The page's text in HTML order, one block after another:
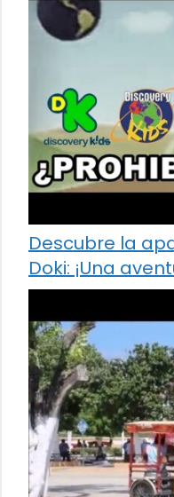
Descubre la
Doki: ¡Una